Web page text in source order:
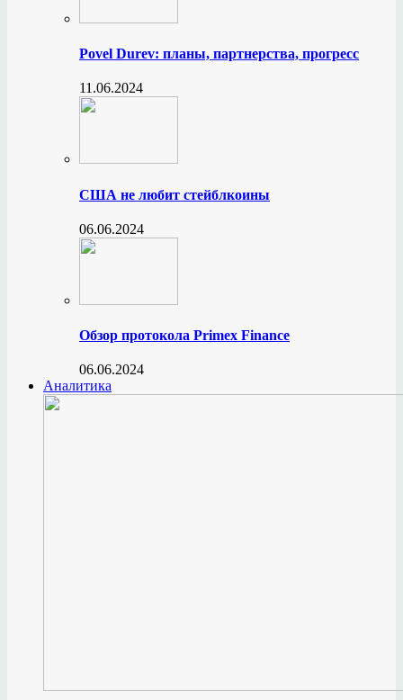
Povel Durev: планы, партнерства, прогресс
11.06.2024
США не любит стейблкоины
06.06.2024
Обзор протокола Primex Finance
06.06.2024
Аналитика